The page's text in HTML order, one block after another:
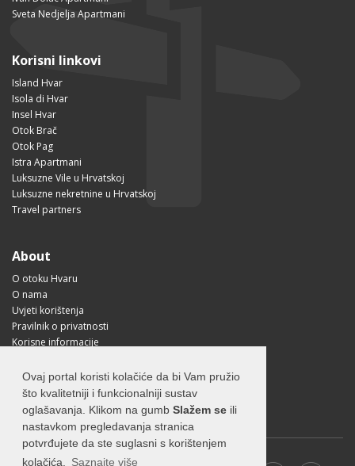
Ovaj portal koristi kolačiće da bi Vam pružio
što kvalitetniji i funkcionalniji sustav
oglašavanja. Klikom na gumb Slažem se ili
nastavkom pregledavanja stranica
potvrđujete da ste suglasni s korištenjem
kolačića.
Saznajte više
Sveta Nedjelja Apartmani
Korisni linkovi
Island Hvar
Isola di Hvar
Insel Hvar
Otok Brač
Otok Pag
Istra Apartmani
Luksuzne Vile u Hrvatskoj
Luksuzne nekretnine u Hrvatskoj
Travel partners
About
O otoku Hvaru
O nama
Uvjeti korištenja
Pravilnik o privatnosti
Korisne informacije
Free Mobile App
Visit Croatia